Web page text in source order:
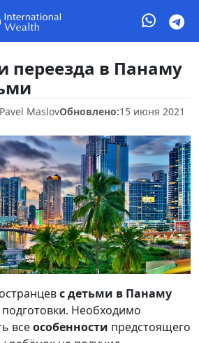
переезда в Панаму
Pavel MaslovОбновлено:15 июня 2021
с детьми в Панаму
Необходимо
всеособенности предстоящего